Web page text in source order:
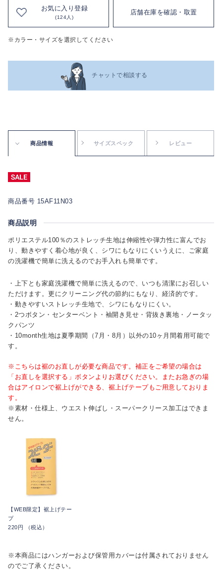
お気に入り登録
(124人)
店舗在庫を確認・取置
※カラー・サイズを選択してください
チャットで相談する
商品情報 サイズスペック レビュー
商品番号 15AF11N03
商品説明
ポリエステル100％のストレッチ生地は伸縮性や弾力性に富んでお
り、動きやすく着心地が良く、シワにもなりにくいうえに、ご家庭
の洗濯機で簡単に洗えるのでお手入れも簡単です。
・上下とも家庭洗濯機で簡単に洗えるので、いつも清潔にお召しい
ただけます。更にクリーニング代の節約にもなり、経済的です。
・動きやすいストレッチ生地で、シワにもなりにくい。
・2つボタン・センターベント・袖開き見せ・背抜き裏地・ノータッ
クパンツ
・10month生地は夏季期間（7月・8月）以外の10ヶ月間着用可能で
す。
※こちらは裾のお直しが必要な商品です。補正をご希望の場合は
「お直しを選択する」ボタンよりお選びください。またお急ぎの場
合はアイロンで裾上げができる、裾上げテープもご用意しておりま
す。
※素材・仕様上、ウエスト伸ばし・スーパークリース加工はできま
せん。
【WEB限定】裾上げテー
プ
220円 （税込）
※本商品にはハンガーおよび保管用カバーは付属されておりません
のでご了承ください。